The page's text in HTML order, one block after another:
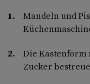
Mandeln und
Die
Zucker